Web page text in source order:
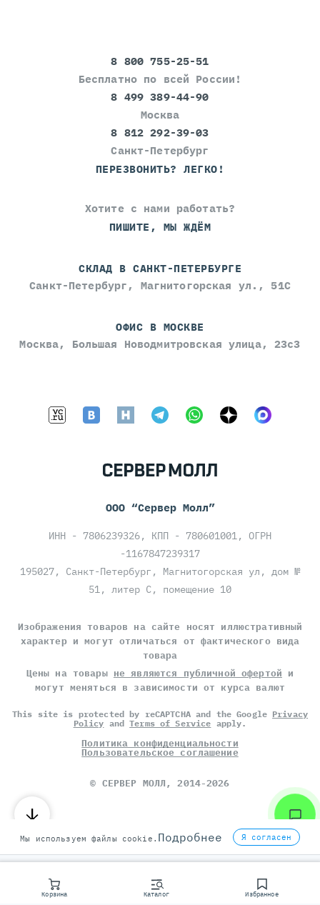
Корзина Каталог Избранное
8 800 755-25-51
Бесплатно по всей России!
8 499 389-44-90
Москва
8 812 292-39-03
Санкт-Петербург
ПЕРЕЗВОНИТЬ? ЛЕГКО!
Хотите с нами работать?
ПИШИТЕ, МЫ ЖДЁМ
СКЛАД В САНКТ-ПЕТЕРБУРГЕ
Санкт-Петербург, Магнитогорская ул., 51С
ОФИС В МОСКВЕ
Москва, Большая Новодмитровская улица, 23с3
ООО “Сервер Молл”
ИНН - 7806239326, КПП - 780601001, ОГРН
-1167847239317
195027, Санкт-Петербург, Магнитогорская ул, дом №
51, литер С, помещение 10
Изображения товаров на сайте носят иллюстративный
характер и могут отличаться от фактического вида
товара
Цены на товары не являются публичной офертой и
могут меняться в зависимости от курса валют
This site is protected by reCAPTCHA and the Google Privacy
Policy andTerms of Service apply.
Политика конфиденциальности
Пользовательское соглашение
© СЕРВЕР МОЛЛ, 2014-2026
Мы используем файлы cookie. Подробнее Я согласен